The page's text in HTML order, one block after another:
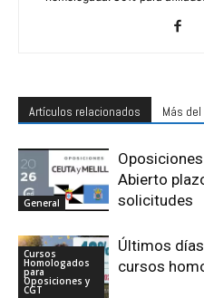
Artículos relacionados Más
General
Abierto
solicitudes
Cursos
Homologados
para
Oposiciones y
CGT
Últimos
cursos